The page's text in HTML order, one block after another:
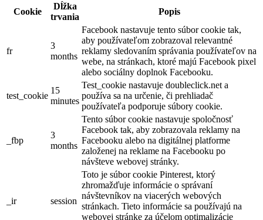
Cookie
Dĺžka
trvania
Popis
fr
3
months
Facebook nastavuje tento súbor cookie tak,
aby používateľom zobrazoval relevantné
reklamy sledovaním správania používateľov na
webe, na stránkach, ktoré majú Facebook pixel
alebo sociálny doplnok Facebooku.
test_cookie
15
minutes
Test_cookie nastavuje doubleclick.net a
používa sa na určenie, či prehliadač
používateľa podporuje súbory cookie.
_fbp
3
months
Tento súbor cookie nastavuje spoločnosť
Facebook tak, aby zobrazovala reklamy na
Facebooku alebo na digitálnej platforme
založenej na reklame na Facebooku po
návšteve webovej stránky.
_ir session
Toto je súbor cookie Pinterest, ktorý
zhromažďuje informácie o správaní
návštevníkov na viacerých webových
stránkach. Tieto informácie sa používajú na
webovej stránke za účelom optimalizácie